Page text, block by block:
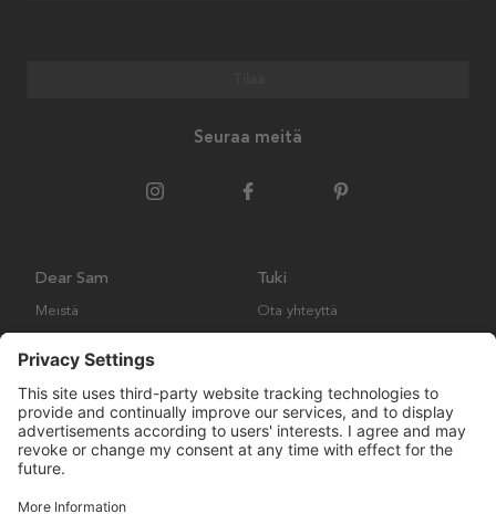
Seuraa meitä
Dear Sam
Meistä
Tuki
Ota yhteyttä
Palautukset ja vaatimukset